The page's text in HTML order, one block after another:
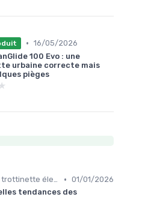
• 16/05/2026
100 Evo : une
urbaine correcte mais
pièges
Choisir sa trottinette électrique • 01/01/2026
tendances des